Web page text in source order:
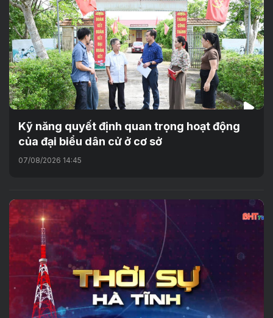
Kỹ năng quyết định quan trọng hoạt động
của đại biểu dân cử ở cơ sở
07/08/2026 14:45